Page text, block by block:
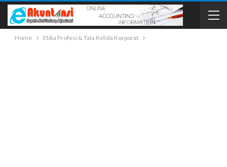
Home Etika Profesi & Tata Kelola Korporat